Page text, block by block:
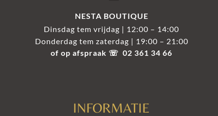
NESTA BOUTIQUE
Dinsdag tem vrijdag | 12:00 – 14:00
Donderdag tem zaterdag | 19:00 – 21:00
of op afspraak ☏ 02 361 34 66
INFORMATIE